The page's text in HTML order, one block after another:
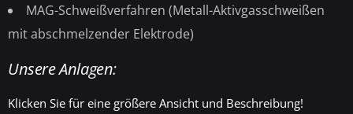
MAG-Schweißverfahren (Metall-Aktivgasschweißen
mit abschmelzender Elektrode)
Unsere Anlagen:
Klicken Sie für eine größere Ansicht und Beschreibung!